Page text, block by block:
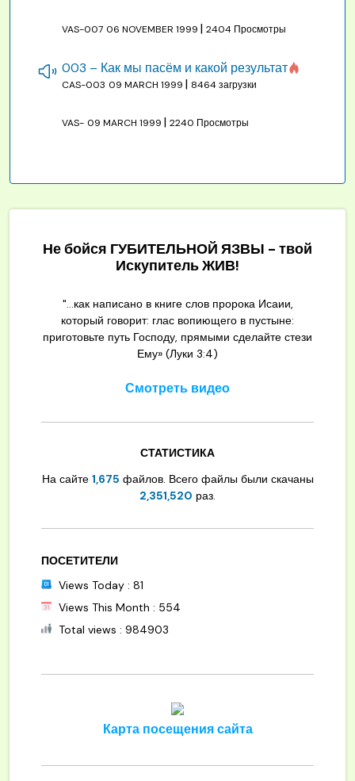
VAS-007 06 NOVEMBER 1999 | 2404 Просмотры
003 – Как мы пасём и какой результат
CAS-003 09 MARCH 1999 | 8464 загрузки
VAS- 09 MARCH 1999 | 2240 Просмотры
Не бойся ГУБИТЕЛЬНОЙ ЯЗВЫ - твой
Искупитель ЖИВ!
"...как написано в книге слов пророка Исаии,
который говорит: глас вопиющего в пустыне:
приготовьте путь Господу, прямыми сделайте стези
Ему» (Луки 3:4)
Смотреть видео
СТАТИСТИКА
На сайте 1,675 файлов. Всего файлы были скачаны
2,351,520 раз.
ПОСЕТИТЕЛИ
Views Today : 81
Views This Month : 554
Total views : 984903
Карта посещения сайта